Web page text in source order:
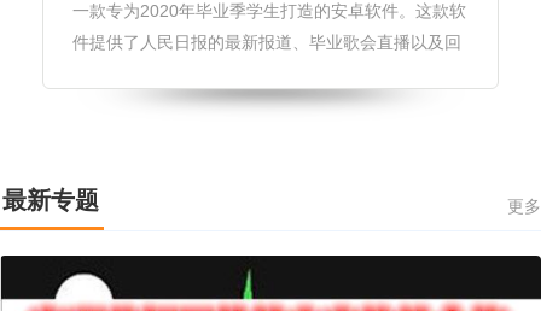
一款专为2020年毕业季学生打造的安卓软件。这款软
件提供了人民日报的最新报道、毕业歌会直播以及回
和动力。软件亮点1.人民日报的最新报道和未来规划
最新专题 更多